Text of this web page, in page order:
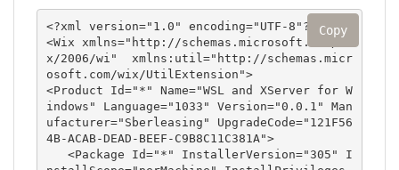
<?xml version="1.0" encoding="UTF-8"?>
<Wix xmlns="http://schemas.microsoft.com/wi
x/2006/wi"  xmlns:util="http://schemas.micr
osoft.com/wix/UtilExtension">
<Product Id="*" Name="WSL and XServer for W
indows" Language="1033" Version="0.0.1" Man
ufacturer="Sberleasing" UpgradeCode="121F56
4B-ACAB-DEAD-BEEF-C9B8C11C381A">
Copy